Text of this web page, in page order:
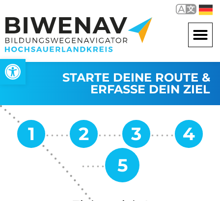
Werkzeugleiste öffnen
STARTE DEINE ROUTE &
ERFASSE DEIN ZIEL